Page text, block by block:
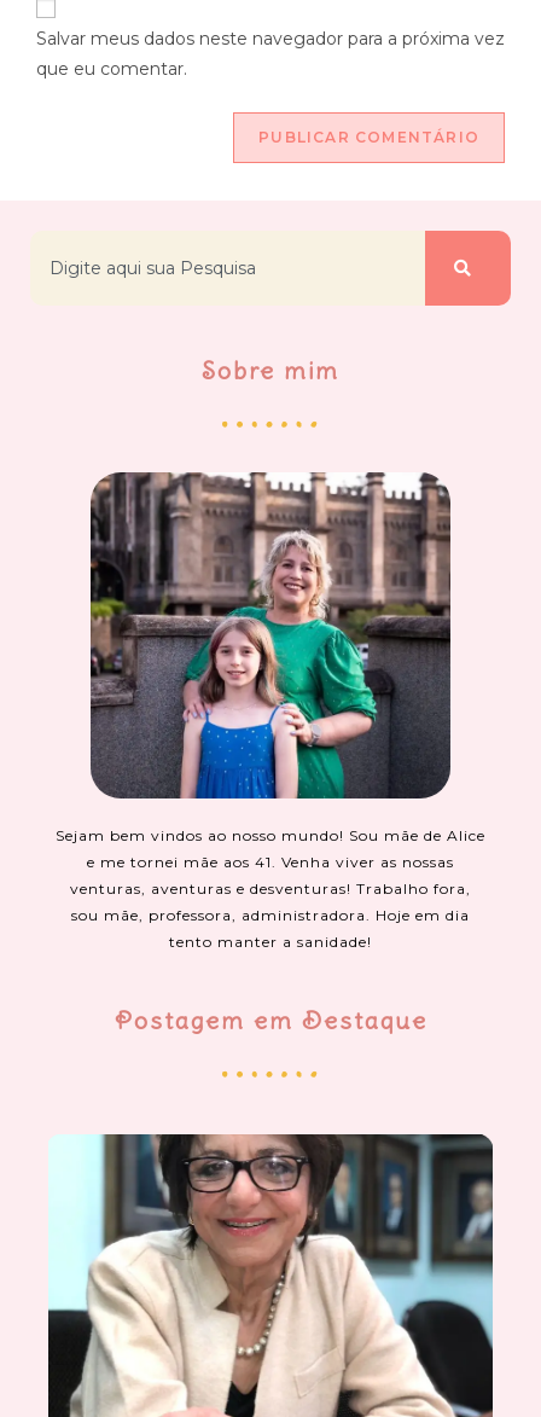
Salvar meus dados neste navegador para a próxima vez
que eu comentar.
Sobre mim
Sejam bem vindos ao nosso mundo! Sou mãe de Alice
e me tornei mãe aos 41. Venha viver as nossas
venturas, aventuras e desventuras! Trabalho fora,
sou mãe, professora, administradora. Hoje em dia
tento manter a sanidade!
Postagem em Destaque